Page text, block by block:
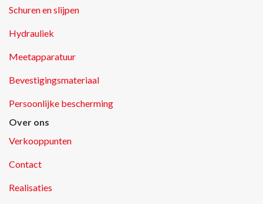
Schuren en slijpen
Hydrauliek
Meetapparatuur
Bevestigingsmateriaal
Persoonlijke bescherming
Over ons
Verkooppunten
Contact
Realisaties